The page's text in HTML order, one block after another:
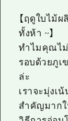
【ฤดูใบไม้
ทั้งห้า ~】
ทำไมคุณไ
รอบด้วยภูเ
ล่ะ
เราจะมุ่งเ
สำคัญมาก